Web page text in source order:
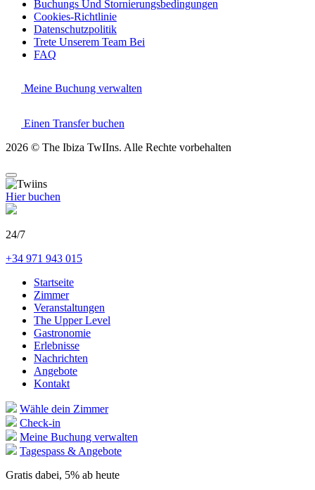
Buchungs Und Stornierungsbedingungen
Cookies-Richtlinie
Datenschutzpolitik
Trete Unserem Team Bei
FAQ
Meine Buchung verwalten
Einen Transfer buchen
2026 © The Ibiza TwIIns. Alle Rechte vorbehalten
Hier buchen
24/7
+34 971 943 015
Startseite
Zimmer
Veranstaltungen
The Upper Level
Gastronomie
Erlebnisse
Nachrichten
Angebote
Kontakt
Wähle dein Zimmer
Check-in
Meine Buchung verwalten
Tagespass & Angebote
Gratis dabei, 5% ab heute